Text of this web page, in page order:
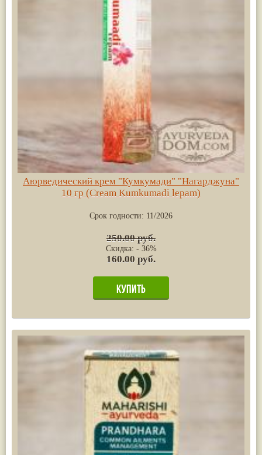
Аюрведический крем "Кумкумади" "Нагарджуна"
10 гр (Cream Kumkumadi lepam)
Срок годности: 11/2026
250.00 руб.
Скидка: - 36%
160.00 руб.